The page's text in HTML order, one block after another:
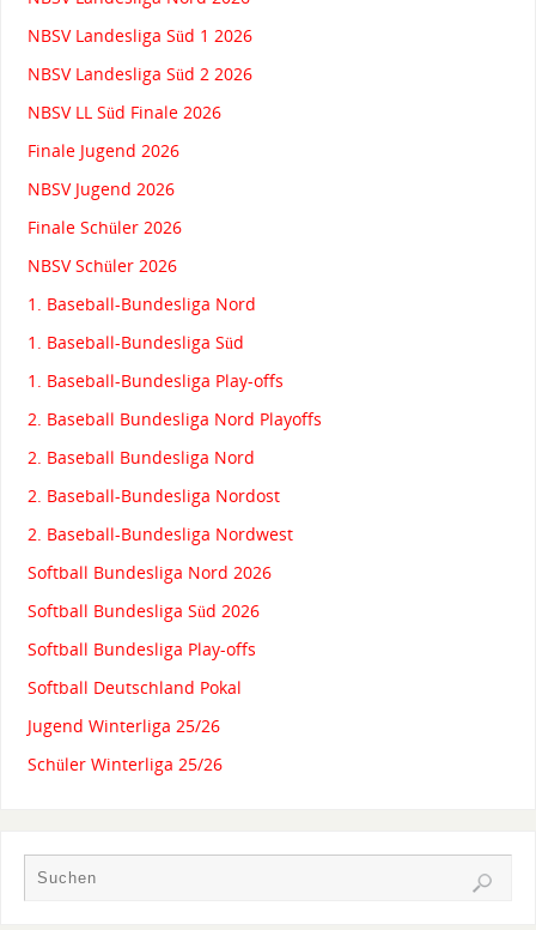
NBSV Landesliga Süd 1 2026
NBSV Landesliga Süd 2 2026
NBSV LL Süd Finale 2026
Finale Jugend 2026
NBSV Jugend 2026
Finale Schüler 2026
NBSV Schüler 2026
1. Baseball-Bundesliga Nord
1. Baseball-Bundesliga Süd
1. Baseball-Bundesliga Play-offs
2. Baseball Bundesliga Nord Playoffs
2. Baseball Bundesliga Nord
2. Baseball-Bundesliga Nordost
2. Baseball-Bundesliga Nordwest
Softball Bundesliga Nord 2026
Softball Bundesliga Süd 2026
Softball Bundesliga Play-offs
Softball Deutschland Pokal
Jugend Winterliga 25/26
Schüler Winterliga 25/26